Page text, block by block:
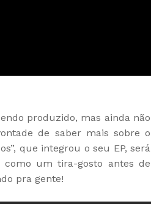
produzido, mas ainda não
de saber mais sobre o
que integrou o seu EP, será
como um tira-gosto antes de
pra gente!